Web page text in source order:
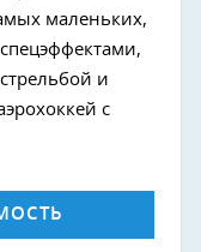
маленьких,
и
с